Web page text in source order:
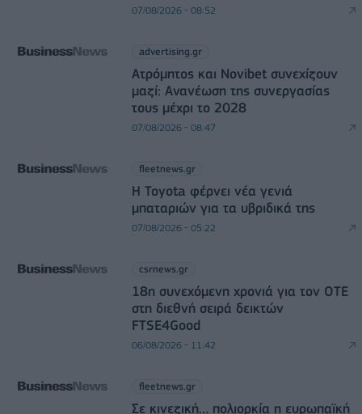
07/08/2026 - 08:52
advertising.gr
Ατρόμητος και Novibet συνεχίζουν
μαζί: Ανανέωση της συνεργασίας
τους μέχρι το 2028
07/08/2026 - 08:47
fleetnews.gr
Η Toyota φέρνει νέα γενιά
μπαταριών για τα υβριδικά της
07/08/2026 - 05:22
csrnews.gr
18η συνεχόμενη χρονιά για τον ΟΤΕ
στη διεθνή σειρά δεικτών
FTSE4Good
06/08/2026 - 11:42
fleetnews.gr
Σε κινεζική… πολιορκία η ευρωπαϊκή